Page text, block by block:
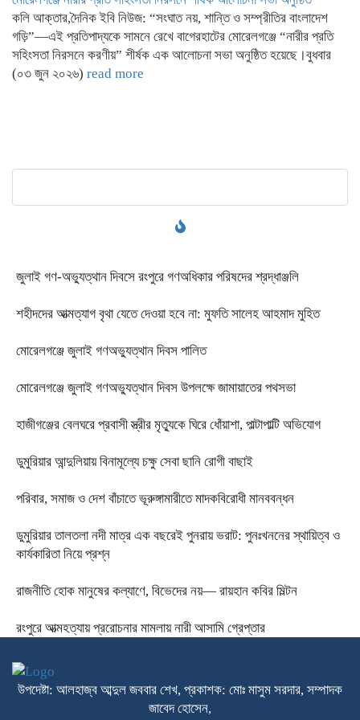
কলি আক্তার,দৈনিক ইবি নিউজ: “সংঘাত নয়, শান্তি ও সম্প্রীতির বাংলাদেশ
গড়ি”—এই প্রতিপাদ্যকে সামনে রেখে বাগেরহাটের মোরেলগঞ্জে “নারীর প্রতি
সহিংসতা নিরসনে করণীয়” শীর্ষক এক আলোচনা সভা অনুষ্ঠিত হয়েছে।বুধবার
(০৩ জুন ২০২৬) read more
‎জুলাই গণ-অভ্যুত্থান দিবসে রংপুরে গণঅধিকার পরিষদের শ্রদ্ধাঞ্জলি ‎
‎শহীদদের আত্মত্যাগ বৃথা যেতে দেওয়া হবে না: মুফতি সালেহ আহমাদ মুহিত ‎
মোরেলগঞ্জে জুলাই গণঅভ্যুত্থান দিবস পালিত
মোরেলগঞ্জে জুলাই গণঅভ্যুত্থান দিবস উপলক্ষে জামায়াতের পথসভা
হাজীগঞ্জের বেলঘরে প্রবাসী স্ত্রীর মৃত্যুকে ঘিরে ধোঁয়াশা, পাল্টাপাল্টি অভিযোগ
ডুমুরিয়ার আন্দুলিয়ায় বিনামূল্যে চক্ষু সেবা ছানি রোগী বাছাই
পরিবার, সমাজ ও দেশ বাঁচাতে ভূরুঙ্গামারীতে মাদকবিরোধী মানববন্ধন
ডুমুরিয়ার তালতলা নদী মাত্র এক বছরেই পুনরায় ভরাট: পুনঃখননের স্থায়িত্ব ও
কার্যকারিতা নিয়ে প্রশ্ন
রাজনীতি হোক মানুষের কল্যাণে, বিভেদের নয়— রায়হান কবির মিল্টন
রংপুরে আত্মহত্যায় প্ররোচনার মামলায় নারী আসামি গ্রেপ্তার ‎
উপদেষ্টা: আলহাজ্ব আব্দুল জববার শেখ, প্রকাশক: মোঃ মাসুম সরদার, সম্পাদক
জাবেদ হোসেন,